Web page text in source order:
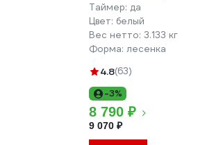
Таймер: да
Цвет: белый
Вес нетто: 3.133 кг
Форма: лесенка
4.8(63)
-3%
8 790 ₽
9 070 ₽